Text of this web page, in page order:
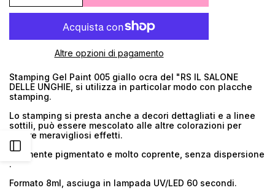
quantità
Stamping
Paint
005
Giallo
quantità
Stamping
Gel
Paint
005
Giallo
Altre opzioni di pagamento
Stamping Gel Paint 005 giallo ocra del "RS IL SALONE
DELLE UNGHIE, si utilizza in particolar modo con placche
stamping.
Lo stamping si presta anche a decori dettagliati e a linee
sottili, può essere mescolato alle altre colorazioni per
creare meravigliosi effetti.
Altamente pigmentato e molto coprente, senza dispersione
.
Formato 8ml, asciuga in lampada UV/LED 60 secondi.